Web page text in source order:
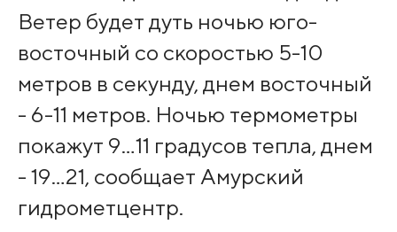
Ветер будет дуть ночью юго-
восточный со скоростью 5-10
метров в секунду, днем восточный
- 6-11 метров. Ночью термометры
покажут 9…11 градусов тепла, днем
- 19…21, сообщает Амурский
гидрометцентр.